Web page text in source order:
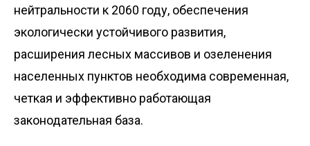
нейтральности к 2060 году, обеспечения
экологически устойчивого развития,
расширения лесных массивов и озеленения
населенных пунктов необходима современная,
четкая и эффективно работающая
законодательная база.